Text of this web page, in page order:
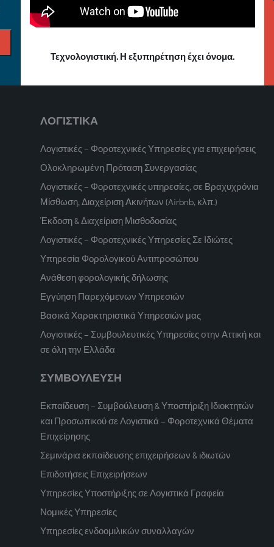
Τεχνολογιστική. Η εξυπηρέτηση έχει όνομα.
ΛΟΓΙΣΤΙΚΑ
Λογιστικές – Φοροτεχνικές Υπηρεσίες για επιχειρήσεις
Ολοκληρωμένη Πρόταση Συνεργασίας
Λογιστικές – Φοροτεχνικές υπηρεσίες, σε Βραχυχρόνια
Μίσθωση, Διαχείριση Ακινήτων (Airbnb, κλπ.)
Έκδοση & Διαχείριση Μισθοδοσίας
Λογιστικές – Φοροτεχνικές Υπηρεσίες Σε Ιδιώτες
Υπηρεσία Φορολογικού Αντιπροσώπου
Ανάθεση φορολογικής δήλωσης
Εγγύηση Παρεχόμενων Υπηρεσιών
Βασικά Χαρακτηριστικά Υπηρεσιών μας
Λογιστικές – Συμβουλευτικές Υπηρεσίες στην Αττική και
σε όλη την Ελλάδα
ΣΥΜΒΟΥΛΕΥΣΗ
Εκπαίδευση – Συμβούλευση & Υποστήριξη Ιδιοκτητών
και Προσωπικού σε Λογιστικά – Φοροτεχνικά Θέματα
Επιχείρησης
Σεμινάρια εκπαίδευσης επιχειρήσεων & ιδιωτών
Επιδοτήσεις Επιχειρήσεων
Υπηρεσίες Υποστήριξης σε Λογιστικά Γραφεία
Νομικές Υπηρεσίες
Υπηρεσίες ενδοομιλικών συναλλαγών